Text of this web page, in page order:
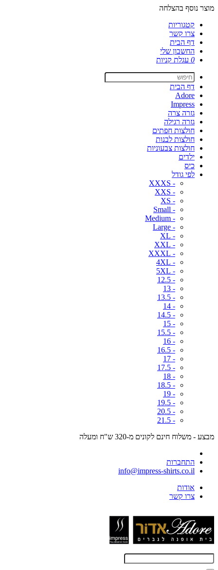
מוצר נוסף בהצלחה
קטגוריות
צרו קשר
דף הבית
החשבון שלי
0 עגלת קניות
דף הבית
Adore
Impress
גזרה צרה
גזרה רגילה
חולצות חפתים
חולצות לבנות
חולצות צבעוניות
ילדים
כיס
לפי גודל
- XXXS
- XXS
- XS
- Small
- Medium
- Large
- XL
- XXL
- XXXL
- 4XL
- 5XL
- 12.5
- 13
- 13.5
- 14
- 14.5
- 15
- 15.5
- 16
- 16.5
- 17
- 17.5
- 18
- 18.5
- 19
- 19.5
- 20.5
- 21.5
מבצע - משלוח חינם לקונים מ-320 ש"ח ומעלה
התחברות
info@impress-shirts.co.il
אודות
צרו קשר